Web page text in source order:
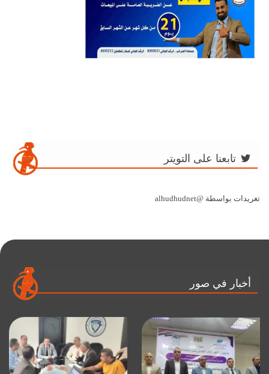
تابعنا على التويتر
تغريدات بواسطة @alhudhudnet
أخبار في صور